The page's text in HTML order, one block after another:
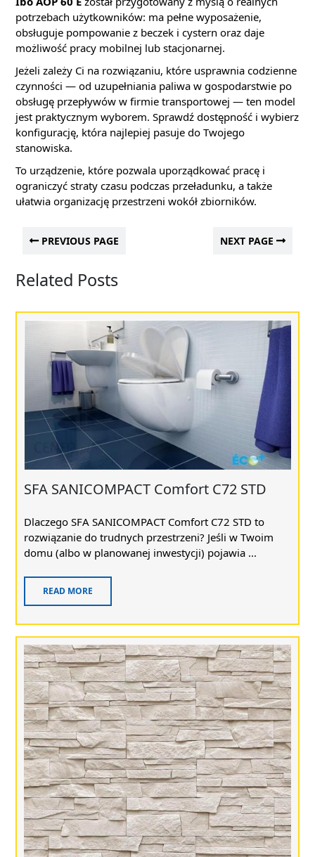
potrzebach użytkowników: ma pełne wyposażenie,
obsługuje pompowanie z beczek i cystern oraz daje
możliwość pracy mobilnej lub stacjonarnej.
Jeżeli zależy Ci na rozwiązaniu, które usprawnia codzienne
czynności — od uzupełniania paliwa w gospodarstwie po
obsługę przepływów w firmie transportowej — ten model
jest praktycznym wyborem. Sprawdź dostępność i wybierz
konfigurację, która najlepiej pasuje do Twojego
stanowiska.
To urządzenie, które pozwala uporządkować pracę i
ograniczyć straty czasu podczas przeładunku, a także
ułatwia organizację przestrzeni wokół zbiorników.
PREVIOUS PAGE NEXT PAGE
Related Posts
SFA SANICOMPACT Comfort C72 STD
Dlaczego SFA SANICOMPACT Comfort C72 STD to
rozwiązanie do trudnych przestrzeni? Jeśli w Twoim
domu (albo w planowanej inwestycji) pojawia ...
READ MORE